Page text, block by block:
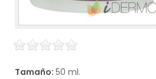
Tamaño: 50 ml.